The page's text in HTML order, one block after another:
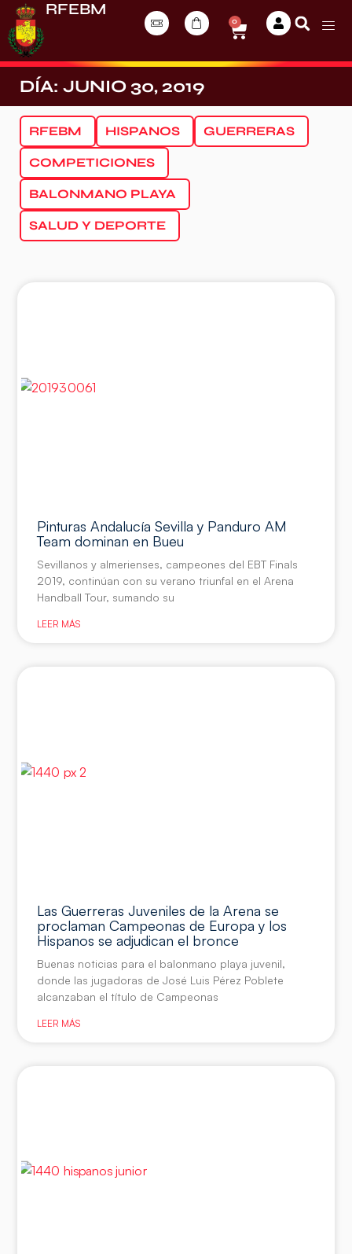
RFEBM
0
DÍA: JUNIO 30, 2019
RFEBM HISPANOS GUERRERAS
COMPETICIONES
BALONMANO PLAYA
SALUD Y DEPORTE
Pinturas Andalucía Sevilla y Panduro AM
Team dominan en Bueu
Sevillanos y almerienses, campeones del EBT Finals
2019, continúan con su verano triunfal en el Arena
Handball Tour, sumando su
LEER MÁS
Las Guerreras Juveniles de la Arena se
proclaman Campeonas de Europa y los
Hispanos se adjudican el bronce
Buenas noticias para el balonmano playa juvenil,
donde las jugadoras de José Luis Pérez Poblete
alcanzaban el título de Campeonas
LEER MÁS